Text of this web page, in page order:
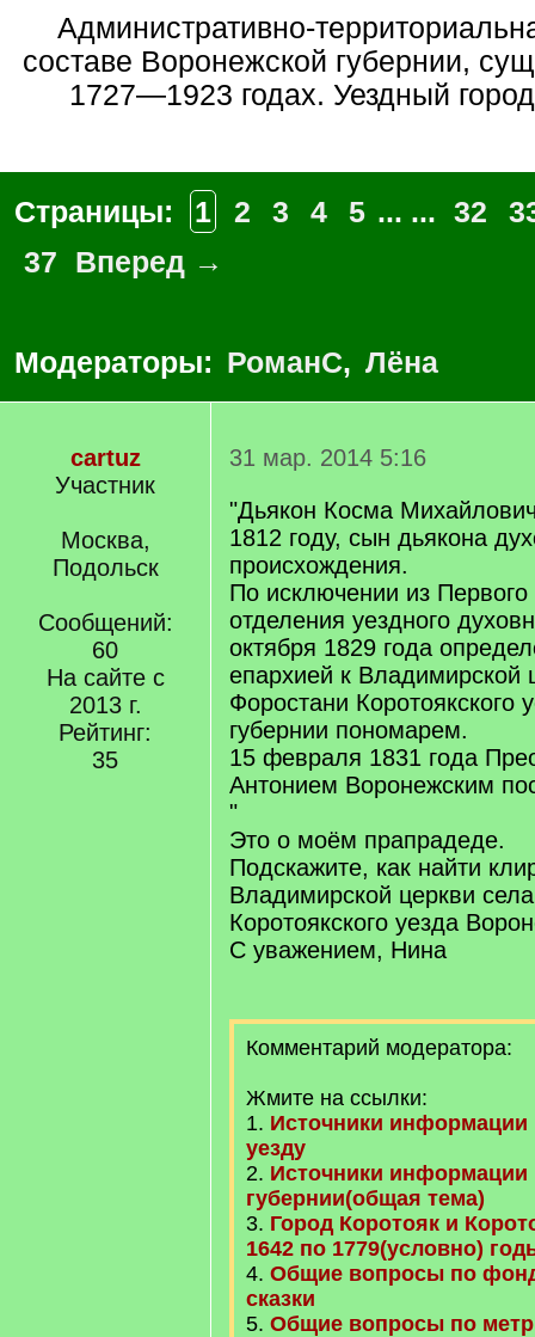
Административно-территориальная единица в
составе Воронежской губернии,
1727—1923 годах. Уездный
Страницы: 1 2 3 4 5 ... ... 32
37
Вперед →
Модераторы: РоманС, Лёна
cartuz
Участник
Москва,
Подольск
Сообщений:
60
На сайте с
2013 г.
Рейтинг:
35
31 мар. 2014 5:16
"Дьякон Косма
1812 году, сын дьякона
происхождения.
По исключении из
отделения уездного
октября 1829 года
епархией к Владимирской
Форостани Коротоякского
губернии пономарем.
15 февраля 1831 года
Антонием Воронежским
"
Это о моём прапрадеде.
Подскажите, как найти
Владимирской церкви
Коротоякского уезда
С уважением, Нина
Комментарий модератора:
Жмите на ссылки:
1. Источники информации
уезду
2. Источники
губернии(общая тема)
3. Город Коротояк и
1642 по 1779(условно)
4. Общие вопросы по
сказки
5. Общие вопросы по